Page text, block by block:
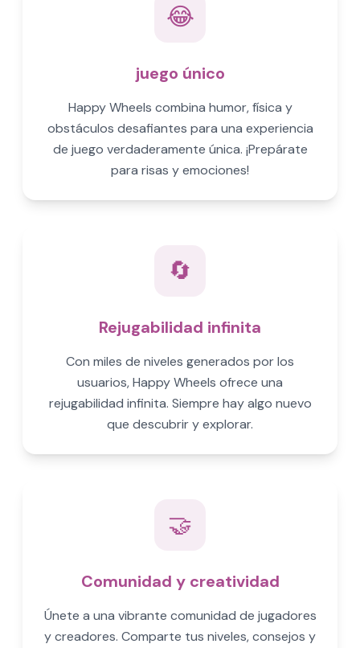
😂
juego único
Happy Wheels combina humor, física y
obstáculos desafiantes para una experiencia
de juego verdaderamente única. ¡Prepárate
para risas y emociones!
🔄
Rejugabilidad infinita
Con miles de niveles generados por los
usuarios, Happy Wheels ofrece una
rejugabilidad infinita. Siempre hay algo nuevo
que descubrir y explorar.
🤝
Comunidad y creatividad
Únete a una vibrante comunidad de jugadores
y creadores. Comparte tus niveles, consejos y